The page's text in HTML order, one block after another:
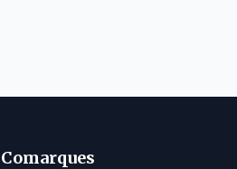
Comarques